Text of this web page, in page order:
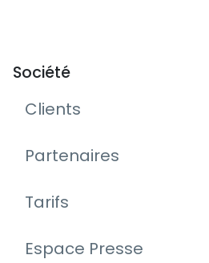
Société
Clients
Partenaires
Tarifs
Espace Presse